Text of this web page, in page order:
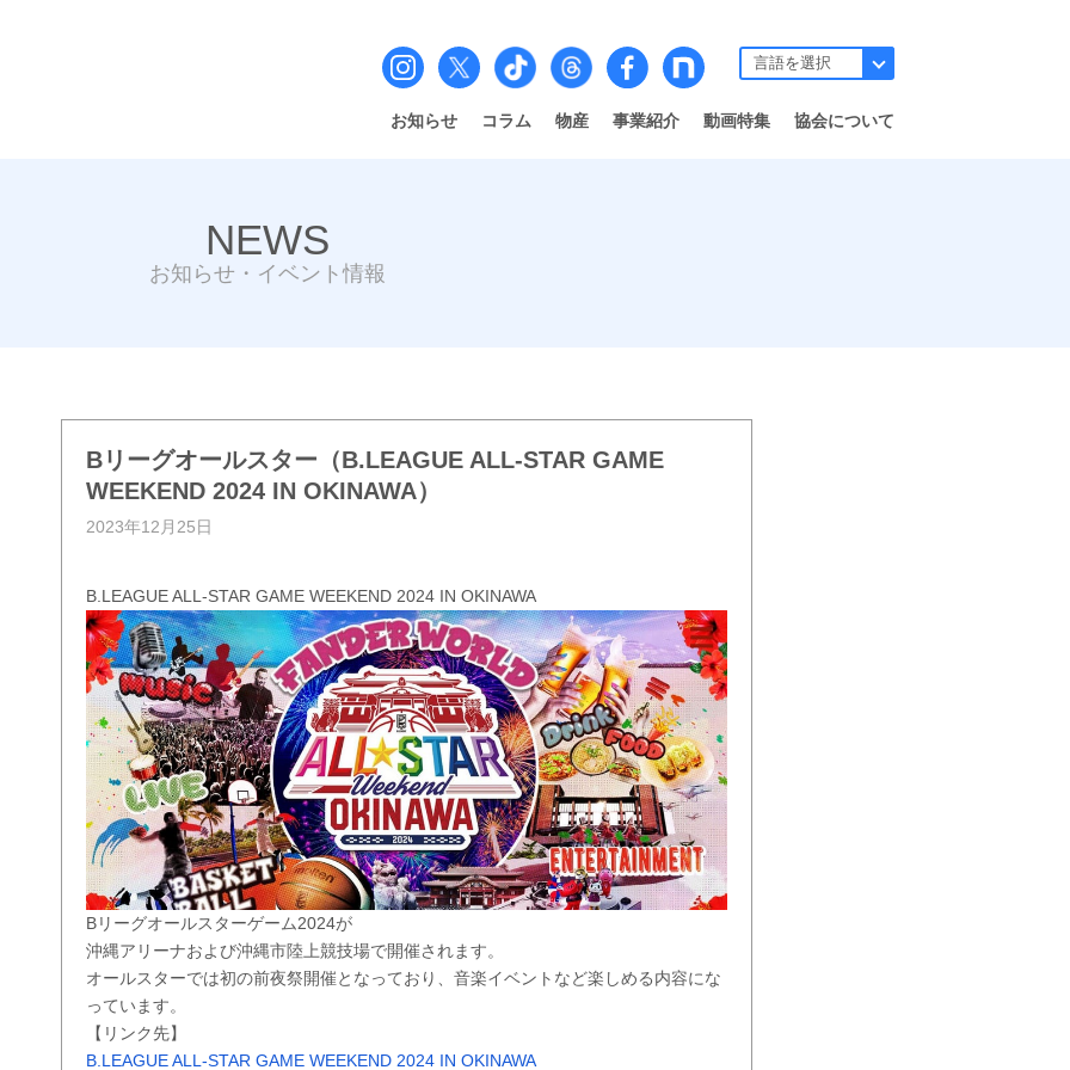
お知らせ コラム 物産 事業紹介 動画特集 協会について
NEWS
お知らせ・イベント情報
Bリーグオールスター（B.LEAGUE ALL-STAR GAME
WEEKEND 2024 IN OKINAWA）
2023年12月25日
B.LEAGUE ALL-STAR GAME WEEKEND 2024 IN OKINAWA
Bリーグオールスターゲーム2024が
沖縄アリーナおよび沖縄市陸上競技場で開催されます。
オールスターでは初の前夜祭開催となっており、音楽イベントなど楽しめる内容にな
っています。
【リンク先】
B.LEAGUE ALL-STAR GAME WEEKEND 2024 IN OKINAWA